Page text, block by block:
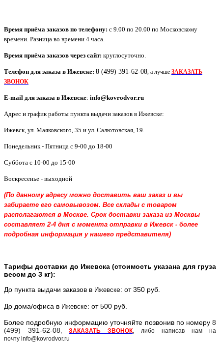
Время приёма заказов по телефону: с 9.00 по 20.00 по Московскому
времени. Разница во времени 4 часа.
Время приёма заказов через сайт: круглосуточно.
Телефон для заказа в Ижевске: 8 (499) 391-62-08, а лучше ЗАКАЗАТЬ
ЗВОНОК
E-mail для заказа в Ижевске: info@kovrodvor.ru
Адрес и график работы пункта выдачи заказов в Ижевске:
Ижевск ул. Маяковского, 35 и ул. Салютовская, 19
Понедельник - Пятница с 9-00 до 18-00
Суббота с 10-00 до 15-00
Воскресенье - выходной
(По данному адресу можно доставить ваш заказ и вы
забираете его самовывозом. Все склады с товаром
располагаются в Москве. Срок доставки заказа из Москвы
составляет 2-4 дня с момента отправки в Ижевск - более
подробная информация у нашего представителя)
Тарифы доставки до Ижевска (стоимость указана для груза
весом до 3 кг):
До пункта выдачи заказов в Ижевске: от 350 руб.
До дома/офиса в Ижевске: от 500 руб.
Более подробную информацию уточняйте позвонив по номеру 8
(499) 391-62-08, ЗАКАЗАТЬ ЗВОНОК, либо написав нам на
почту info@kovrodvor.ru